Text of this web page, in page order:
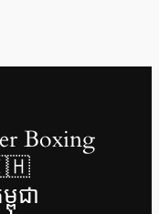
Boxing
ជា